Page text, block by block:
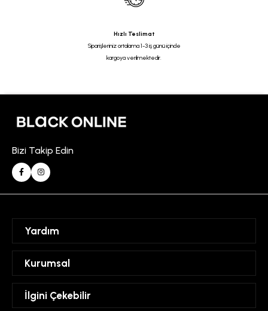
Hızlı Teslimat
Siparişleriniz ortalama 1-3 iş günü içinde
kargoya verilmektedir.
Bizi Takip Edin
Yardım
Hesabım
Favorilerim
Kurumsal
Mesafeli Satış Sözleşmesi
Üyelik Sözleşmesi
İlgini Çekebilir